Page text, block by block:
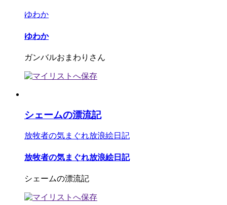
ゆわか
ゆわか
ガンバルおまわりさん
シェームの漂流記
放牧者の気まぐれ放浪絵日記
放牧者の気まぐれ放浪絵日記
シェームの漂流記